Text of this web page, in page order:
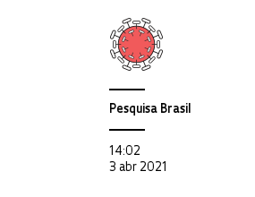
Pesquisa Brasil
14:02
3 abr 2021